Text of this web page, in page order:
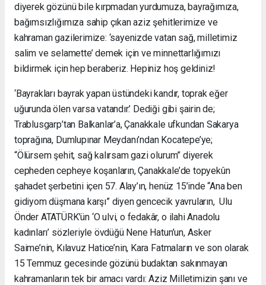
diyerek gözünü bile kırpmadan yurdumuza, bayrağımıza,
bağımsızlığımıza sahip çıkan aziz şehitlerimize ve
kahraman gazilerimize: ‘sayenizde vatan sağ, milletimiz
salim ve selamette’ demek için ve minnettarlığımızı
bildirmek için hep beraberiz. Hepiniz hoş geldiniz!
‘Bayrakları bayrak yapan üstündeki kandır, toprak eğer
uğurunda ölen varsa vatandır.’ Dediği gibi şairin de;
Trablusgarp’tan Balkanlar’a, Çanakkale ufkundan Sakarya
toprağına, Dumlupınar Meydanı’ndan Kocatepe’ye;
“Ölürsem şehit, sağ kalırsam gazi olurum” diyerek
cepheden cepheye koşanların, Çanakkale’de topyekûn
şahadet şerbetini içen 57. Alay’ın, henüz 15’inde “Ana ben
gidiyom düşmana karşı” diyen gencecik yavruların, Ulu
Önder ATATÜRK’ün ‘O ulvi, o fedakâr, o ilahi Anadolu
kadınları’ sözleriyle övdüğü Nene Hatun’un, Asker
Saime’nin, Kılavuz Hatice’nin, Kara Fatmaların ve son olarak
15 Temmuz gecesinde gözünü budaktan sakınmayan
kahramanların tek bir amacı vardı: Aziz Milletimizin şanı ve